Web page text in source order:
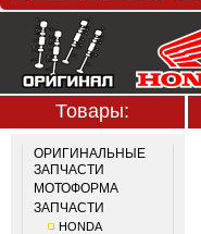
Товары:
ОРИГИНАЛЬНЫЕ
ЗАПЧАСТИ
МОТОФОРМА
ЗАПЧАСТИ
HONDA